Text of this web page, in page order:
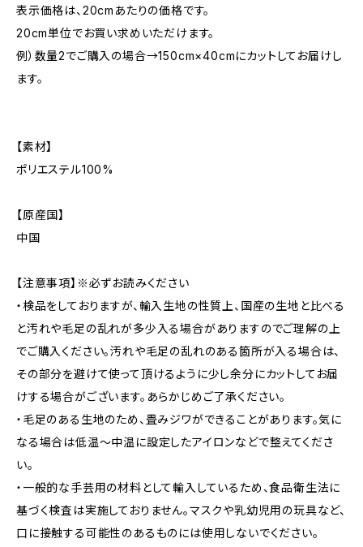
表示価格は、20cmあたりの価格です。
20cm単位でお買い求めいただけます。
例）数量2でご購入の場合→150cm×40cmにカットしてお届けし
ます。
【素材】
ポリエステル100%
【原産国】
中国
【注意事項】※必ずお読みください
・検品をしておりますが、輸入生地の性質上、国産の生地と比べる
と汚れや毛足の乱れが多少入る場合がありますのでご理解の上
でご購入ください。汚れや毛足の乱れのある箇所が入る場合は、
その部分を避けて使って頂けるように少し余分にカットしてお届
けする場合がございます。あらかじめご了承ください。
・毛足のある生地のため、畳みジワができることがあります。気に
なる場合は低温〜中温に設定したアイロンなどで整えてくださ
い。
・一般的な手芸用の材料として輸入しているため、食品衛生法に
基づく検査は実施しておりません。マスクや乳幼児用の玩具など、
口に接触する可能性のあるものには使用しないでください。